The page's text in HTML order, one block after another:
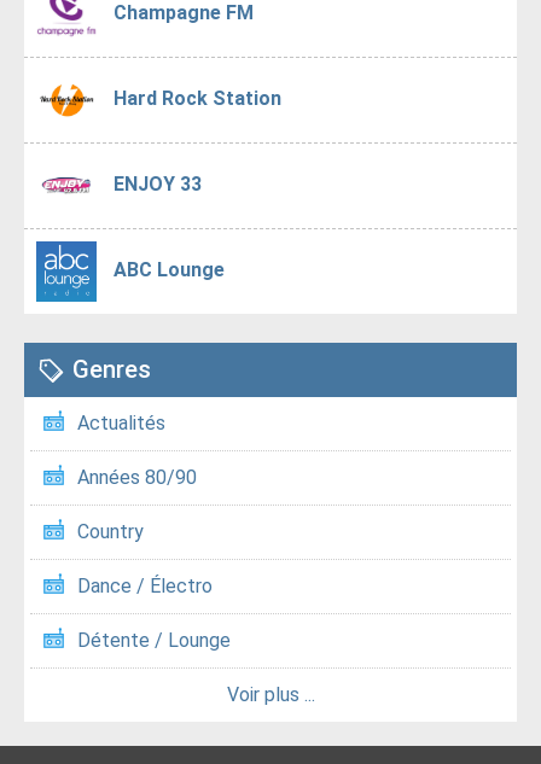
Champagne FM
Hard Rock Station
ENJOY 33
ABC Lounge
Genres
Actualités
Années 80/90
Country
Dance / Électro
Détente / Lounge
Voir plus ...